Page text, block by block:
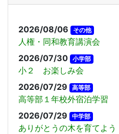
2026/08/06 その他
人権・同和教育講演会
2026/07/30 小学部
小２ お楽しみ会
2026/07/29
高等部
高等部１年校外宿泊学習
2026/07/29
中学部
ありがとうの木を育てよう